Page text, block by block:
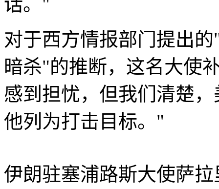
对于西方情报部门提出
暗杀"的推断，这名大使
感到担忧，但我们清楚
他列为打击目标。"
伊朗驻塞浦路斯大使萨拉